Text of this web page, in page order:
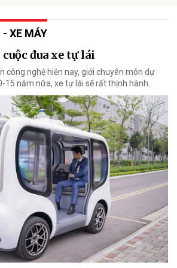
XE MÁY
đua xe tự lái
công nghệ hiện nay, giới chuyên môn dự
15 năm nữa, xe tự lái sẽ rất thịnh hành.